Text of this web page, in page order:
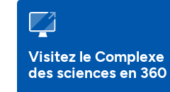
Visitez le Complexe
des sciences en 360